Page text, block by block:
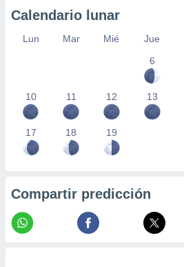
Calendario lunar
Lun Mar Mié Jue
6
10 11 12 13
17 18 19
Compartir predicción